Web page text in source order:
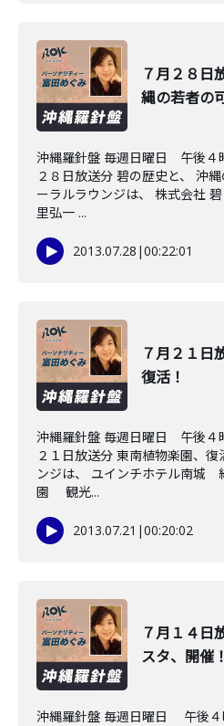
７月２８日
縄の若者の
沖縄羅針盤 毎週日曜日 午後
２８日放送分 碧の歴史と、 沖
ーラルラウンジは、 株式会社
里弘一 ...
2013.07.28 |00:22:01
７月２１日
復活！
沖縄羅針盤 毎週日曜日 午後
２１日放送分 東南植物楽園、
ンジは、 ユインチホテル南
園 観光...
2013.07.21 |00:20:02
７月１４日
スタ、開催！
沖縄羅針盤 毎週日曜日 午後